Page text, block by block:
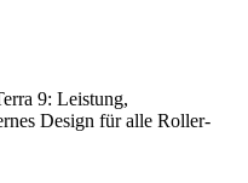
9: Leistung,
Design für alle Roller-